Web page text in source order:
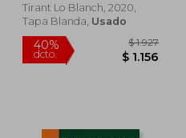
Tirant Lo Blanch, 2020,
Tapa Blanda, Usado